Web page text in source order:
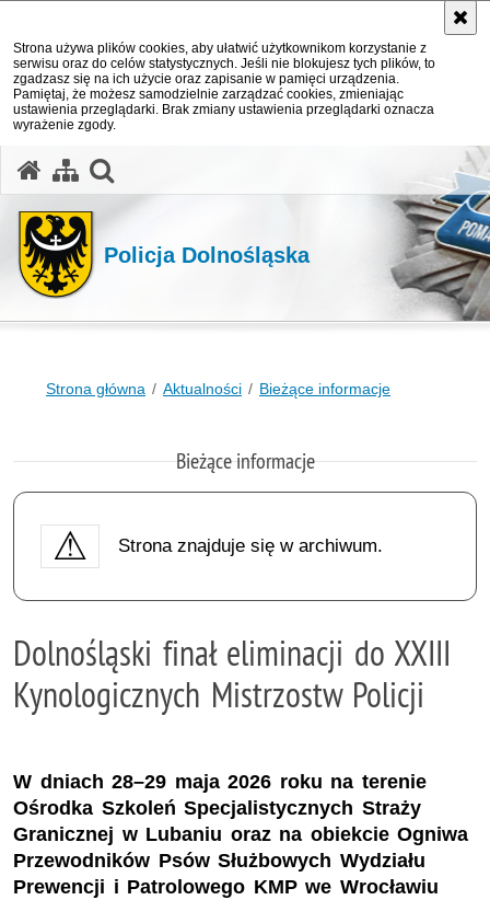
Strona używa plików cookies, aby ułatwić użytkownikom korzystanie z
serwisu oraz do celów statystycznych. Jeśli nie blokujesz tych plików, to
zgadzasz się na ich użycie oraz zapisanie w pamięci urządzenia.
Pamiętaj, że możesz samodzielnie zarządzać cookies, zmieniając
ustawienia przeglądarki. Brak zmiany ustawienia przeglądarki oznacza
wyrażenie zgody.
Policja Dolnośląska
Strona główna Aktualności Bieżące informacje
Bieżące informacje
Strona znajduje się w archiwum.
Dolnośląski finał eliminacji do XXIII
Kynologicznych Mistrzostw Policji
W dniach 28–29 maja 2026 roku na terenie
Ośrodka Szkoleń Specjalistycznych Straży
Granicznej w Lubaniu oraz na obiekcie Ogniwa
Przewodników Psów Służbowych Wydziału
Prewencji i Patrolowego KMP we Wrocławiu